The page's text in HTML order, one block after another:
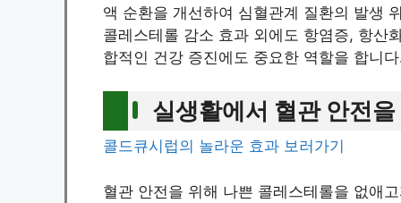
액 순환을 개선하여 심혈관계 질환의 발생
콜레스테롤 감소 효과 외에도 항염증, 항산
합적인 건강 증진에도 중요한 역할을 합니
실생활에서 혈관 안전
콜드큐시럽의 놀라운 효과 보러가기
혈관 안전을 위해 나쁜 콜레스테롤을 없애